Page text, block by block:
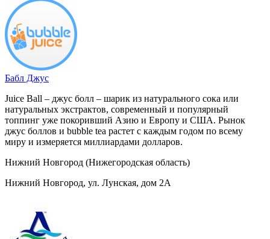
Бабл Джус
Juice Ball – джус болл – шарик из натурального сока или
натуральных экстрактов, современный и популярный
топпинг уже покоривший Азию и Европу и США. Рынок
джус боллов и bubble tea растет с каждым годом по всему
миру и измеряется миллиардами долларов.
Нижний Новгород (Нижегородская область)
Нижний Новгород, ул. Лунская, дом 2А